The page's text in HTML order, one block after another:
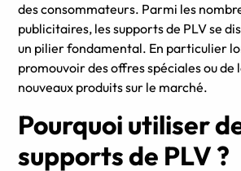
des consommateurs. Parmi les
publicitaires, les supports de PLV se
un pilier fondamental. En particulier
promouvoir des offres spéciales ou de
nouveaux produits sur le marché.
Pourquoi utiliser
supports de PLV ?